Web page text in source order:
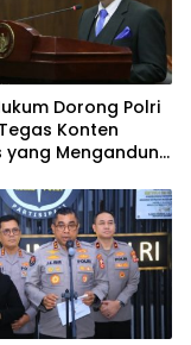
Dorong Polri
Konten
yang Mengandung